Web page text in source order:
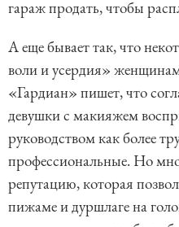
гараж продать, чтобы
А еще бывает так, что
воли и усердия»
«Гардиан» пишет, что
девушки с макияжем
руководством как более
профессиональные. Но
репутацию, которая
пижаме и дуршлаге на